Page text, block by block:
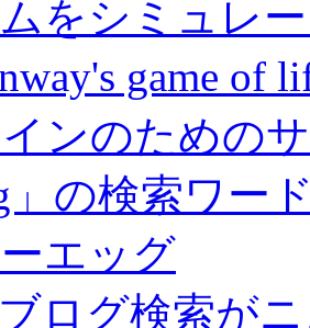
をシミュレ
game of
ンのための
」の検索ワー
エッグ
ログ検索が